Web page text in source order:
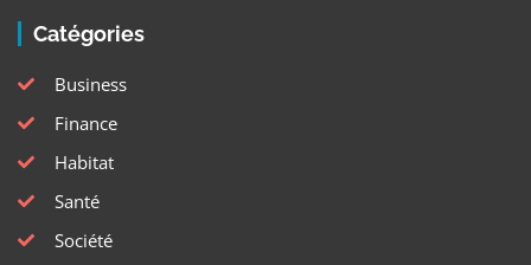
Catégories
Business
Finance
Habitat
Santé
Société